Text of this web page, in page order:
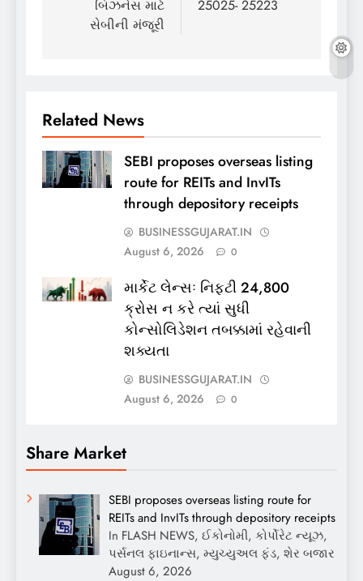
બિઝનેસ માટે
સેબીની મંજૂરી
25025- 25223
Related News
SEBI proposes overseas listing
route for REITs and InvITs
through depository receipts
BUSINESSGUJARAT.IN
August 6, 2026
0
માર્કેટ લેન્સઃ નિફ્ટી 24,800
ક્રોસ ન કરે ત્યાં સુધી
કોન્સોલિડેશન તબક્કામાં રહેવાની
શક્યતા
BUSINESSGUJARAT.IN
August 6, 2026
0
Share Market
SEBI proposes overseas listing route for
REITs and InvITs through depository receipts
In FLASH NEWS, ઈકોનોમી, કોર્પોરેટ ન્યૂઝ,
પર્સનલ ફાઇનાન્સ, મ્યુચ્યુઅલ ફંડ, શેર બજાર
August 6, 2026